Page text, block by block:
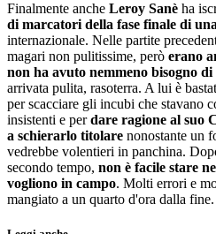
Finalmente anche Leroy Sanè ha
di marcatori della fase finale di
internazionale. Nelle partite
magari non pulitissime, però erano
non ha avuto nemmeno bisogno di
arrivata pulita, rasoterra. A lui è
per scacciare gli incubi che stavano
insistenti e perdare ragione al suo
a schierarlo titolare nonostante un
vedrebbe volentieri in panchina.
secondo tempo, non è facile stare
vogliono in campo. Molti errori e
mangiato a un quarto d'ora dalla fine.